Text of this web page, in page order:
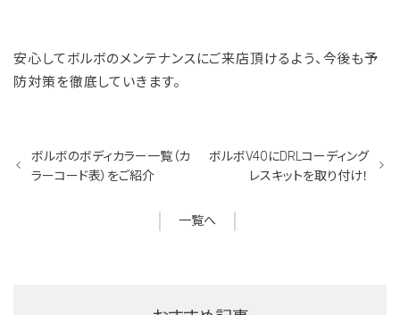
安心してボルボのメンテナンスにご来店頂けるよう、今後も予
防対策を徹底していきます。
ボルボのボディカラー一覧（カ
ラーコード表）をご紹介
一覧へ
ボルボV40にDRLコーディング
レスキットを取り付け！